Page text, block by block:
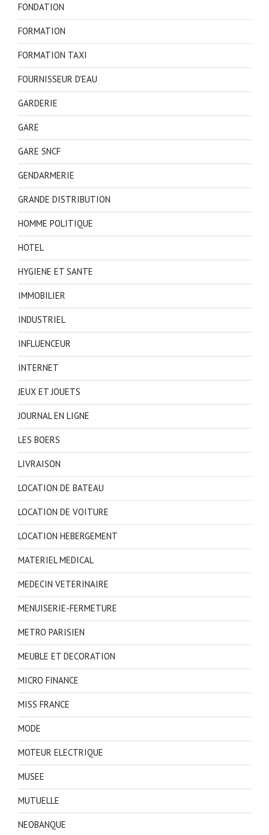
FONDATION
FORMATION
FORMATION TAXI
FOURNISSEUR D'EAU
GARDERIE
GARE
GARE SNCF
GENDARMERIE
GRANDE DISTRIBUTION
HOMME POLITIQUE
HOTEL
HYGIENE ET SANTE
IMMOBILIER
INDUSTRIEL
INFLUENCEUR
INTERNET
JEUX ET JOUETS
JOURNAL EN LIGNE
LES BOERS
LIVRAISON
LOCATION DE BATEAU
LOCATION DE VOITURE
LOCATION HEBERGEMENT
MATERIEL MEDICAL
MEDECIN VETERINAIRE
MENUISERIE-FERMETURE
METRO PARISIEN
MEUBLE ET DECORATION
MICRO FINANCE
MISS FRANCE
MODE
MOTEUR ELECTRIQUE
MUSEE
MUTUELLE
NEOBANQUE